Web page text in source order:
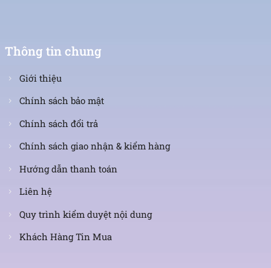
Thông tin chung
Giới thiệu
Chính sách bảo mật
Chính sách đổi trả
Chính sách giao nhận & kiểm hàng
Hướng dẫn thanh toán
Liên hệ
Quy trình kiểm duyệt nội dung
Khách Hàng Tin Mua